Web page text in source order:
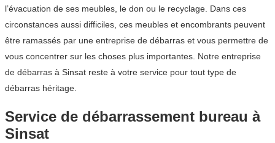
l’évacuation de ses meubles, le don ou le recyclage. Dans ces
circonstances aussi difficiles, ces meubles et encombrants peuvent
être ramassés par une entreprise de débarras et vous permettre de
vous concentrer sur les choses plus importantes. Notre entreprise
de débarras à Sinsat reste à votre service pour tout type de
débarras héritage.
Service de débarrassement bureau à
Sinsat